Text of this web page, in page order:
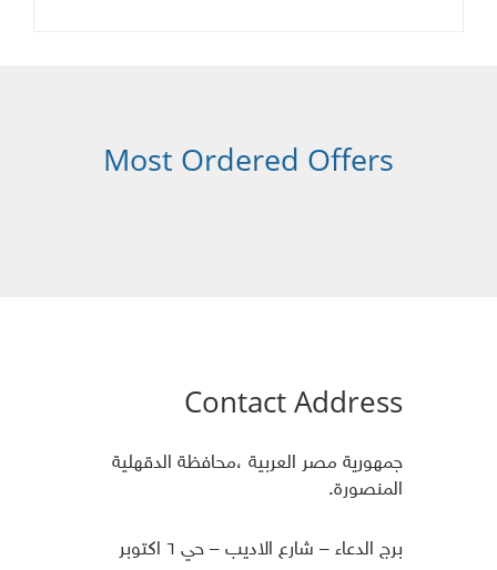
Most Ordered Offers
Contact Address
جمهورية مصر العربية ،محافظة الدقهلية
المنصورة.
برج الدعاء – شارع الاديب – حي ٦ اكتوبر